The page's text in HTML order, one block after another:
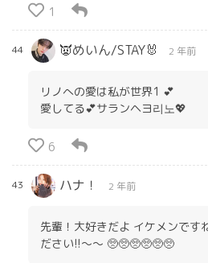
1
44 👿めいん/STAY🐰 2 年前
リノへの愛は私が世界1 💕
愛してる💕サランヘヨ리노💖
6
43 ハナ！ 2 年前
先輩！大好きだよ イケメンです
ださい!!〜〜 🥺🥺🥺🥺🥺🥺